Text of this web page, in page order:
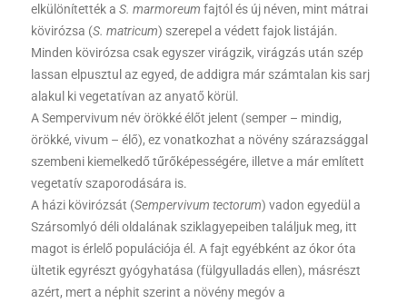
elkülönítették a S. marmoreum fajtól és új néven, mint mátrai
kövirózsa (S. matricum) szerepel a védett fajok listáján.
Minden kövirózsa csak egyszer virágzik, virágzás után szép
lassan elpusztul az egyed, de addigra már számtalan kis sarj
alakul ki vegetatívan az anyatő körül.
A Sempervivum név örökké élőt jelent (semper – mindig,
örökké, vivum – élő), ez vonatkozhat a növény szárazsággal
szembeni kiemelkedő tűrőképességére, illetve a már említett
vegetatív szaporodására is.
A házi kövirózsát (Sempervivum tectorum) vadon egyedül a
Szársomlyó déli oldalának sziklagyepeiben találjuk meg, itt
magot is érlelő populációja él. A fajt egyébként az ókor óta
ültetik egyrészt gyógyhatása (fülgyulladás ellen), másrészt
azért, mert a néphit szerint a növény megóv a